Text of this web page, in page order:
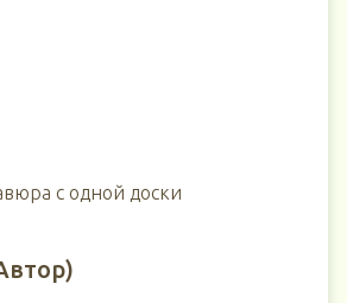
с одной доски